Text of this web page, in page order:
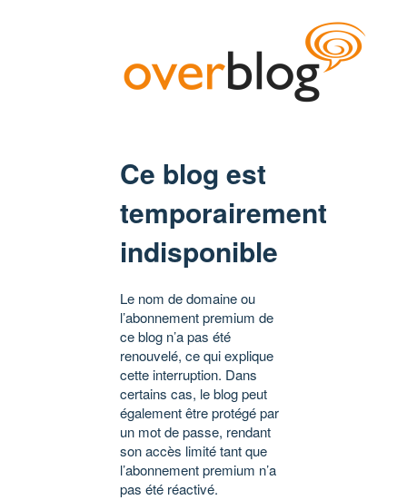
Ce blog est
temporairement
indisponible
Le nom de domaine ou
l’abonnement premium de
ce blog n’a pas été
renouvelé, ce qui explique
cette interruption. Dans
certains cas, le blog peut
également être protégé par
un mot de passe, rendant
son accès limité tant que
l’abonnement premium n’a
pas été réactivé.